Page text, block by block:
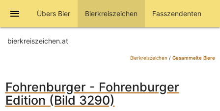
menu Übers Bier Bierkreiszeichen Fasszendenten
bierkreiszeichen.at
Bierkreiszeichen / Gesammelte Biere
Fohrenburger - Fohrenburger
Edition (Bild 3290)